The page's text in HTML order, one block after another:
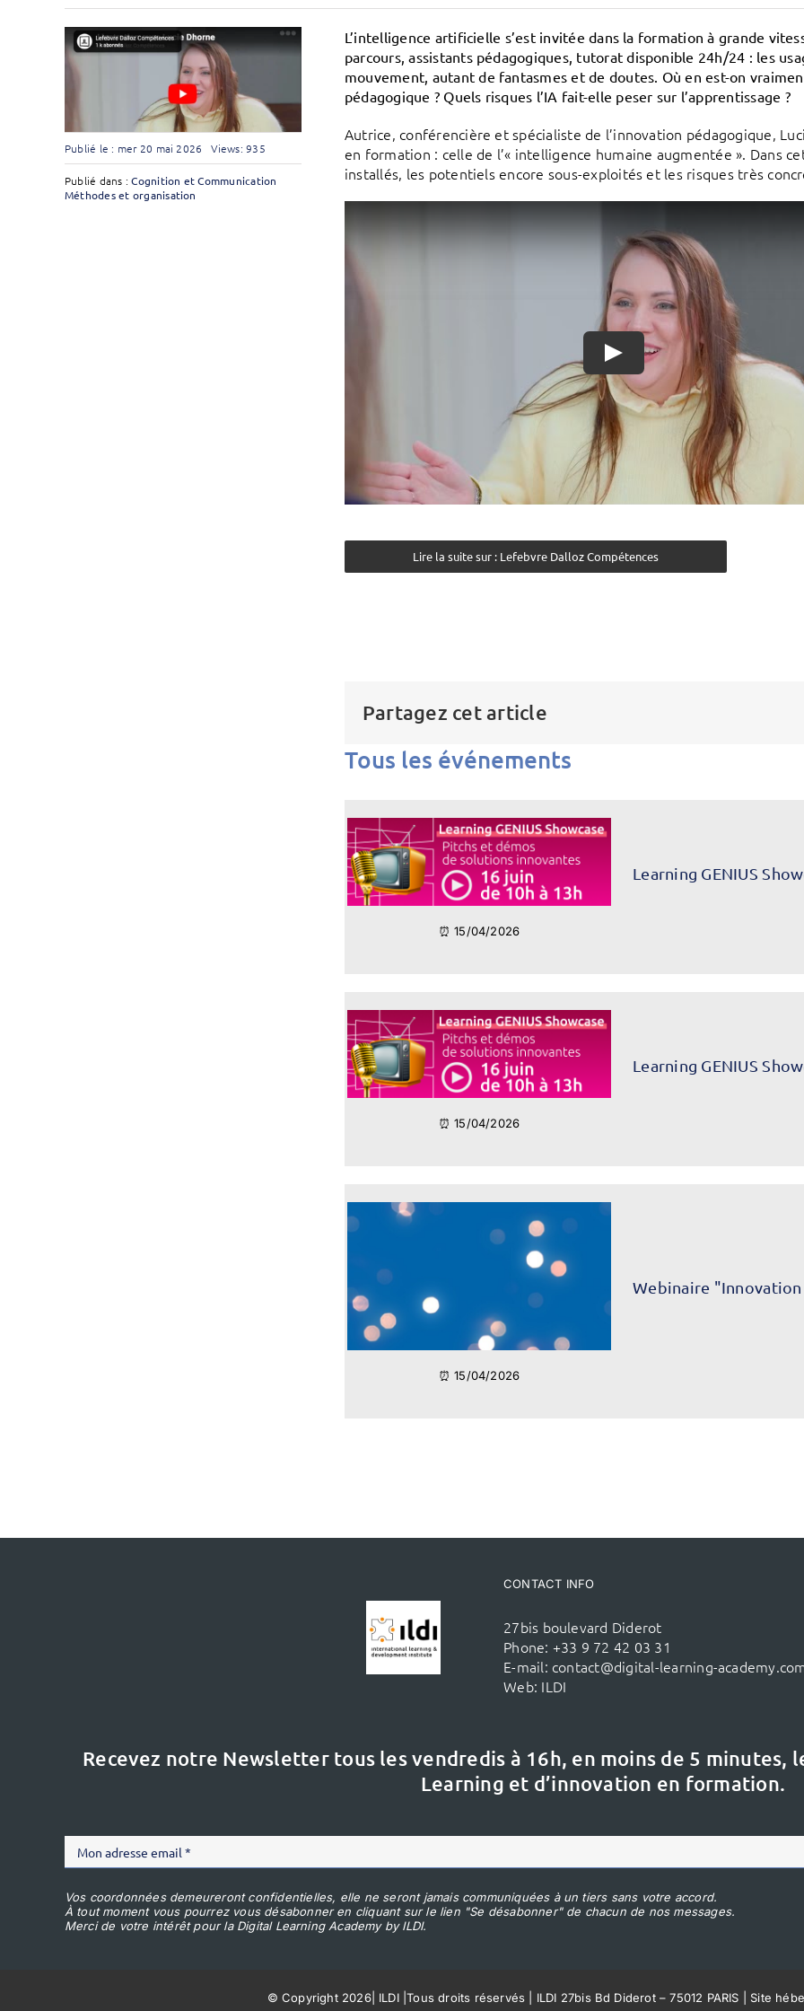
Publié le : mer 20 mai 2026 Views: 935
Publié dans :Cognition et Communication
Méthodes et organisation
L’intelligence artificielle s’est invitée dans la formation à grande
parcours, assistants pédagogiques, tutorat disponible 24h/24 : les
mouvement, autant de fantasmes et de doutes. Où en est-on
pédagogique ? Quels risques l’IA fait-elle peser sur l’apprentissage ?
Autrice, conférencière et spécialiste de l’innovation pédagogique,
en formation : celle de l’« intelligence humaine augmentée ». Dans
installés, les potentiels encore sous-exploités et les risques très
Lire la suite sur : Lefebvre Dalloz Compétences
Partagez cet article
Tous les événements
⏰ 15/04/2026
Learning GENIUS
⏰ 15/04/2026
Learning GENIUS
⏰ 15/04/2026
Webinaire
CONTACT INFO
27bis boulevard Diderot
Phone: +33 9 72 42 03 31
E-mail: contact@digital-learning-
Web: ILDI
Recevez notre Newsletter tous les vendredis à 16h, en moins de 5 minutes,
Learning et d’innovation en formation.
Vos coordonnées demeureront confidentielles, elle ne seront jamais communiquées à un tiers sans votre accord.
À tout moment vous pourrez vous désabonner en cliquant sur le lien "Se désabonner" de chacun de nos messages.
Merci de votre intérêt pour la Digital Learning Academy by ILDI.
© Copyright 2026| ILDI|Tous droits réservés | ILDI 27bis Bd Diderot – 75012 PARIS | Site